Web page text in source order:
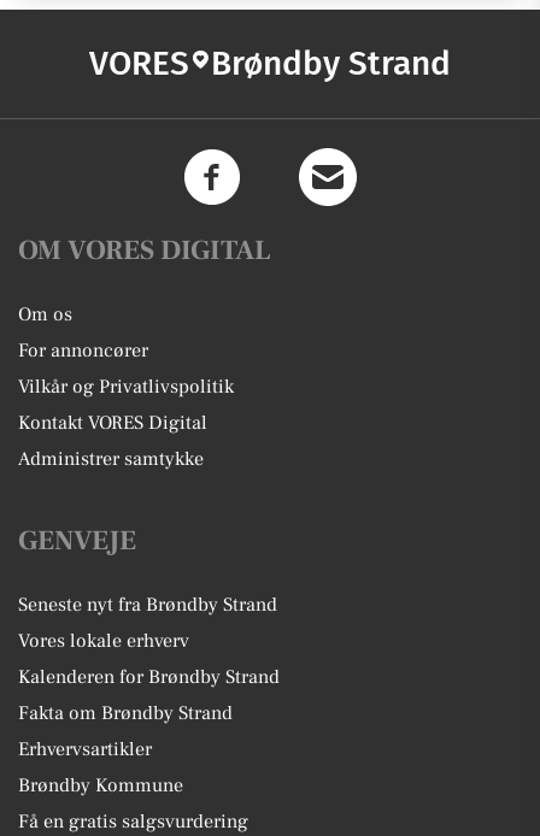
VORES Brøndby Strand
OM VORES DIGITAL
Om os
For annoncører
Vilkår og Privatlivspolitik
Kontakt VORES Digital
Administrer samtykke
GENVEJE
Seneste nyt fra Brøndby Strand
Vores lokale erhverv
Kalenderen for Brøndby Strand
Fakta om Brøndby Strand
Erhvervsartikler
Brøndby Kommune
Få en gratis salgsvurdering